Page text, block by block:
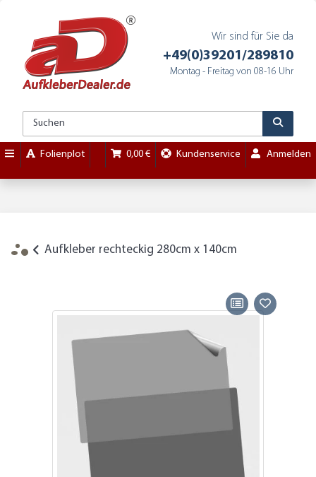
Wir sind für Sie da
+49(0)39201/289810
Montag - Freitag von 08-16 Uhr
Folienplot 0,00 € Kundenservice Anmelden
Aufkleber rechteckig 280cm x 140cm